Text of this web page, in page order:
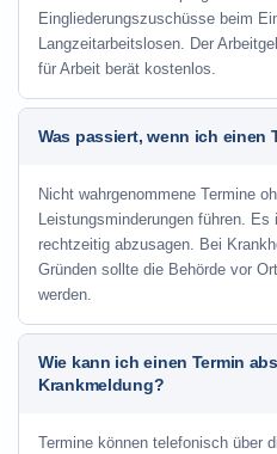
Eingliederungszuschüsse beim
Langzeitarbeitslosen. Der
für Arbeit berät kostenlos.
Was passiert, wenn ich einen
Nicht wahrgenommene Termine
Leistungsminderungen führen.
rechtzeitig abzusagen. Bei
Gründen sollte die Behörde vor
werden.
Wie kann ich einen Termin
Krankmeldung?
Termine können telefonisch über